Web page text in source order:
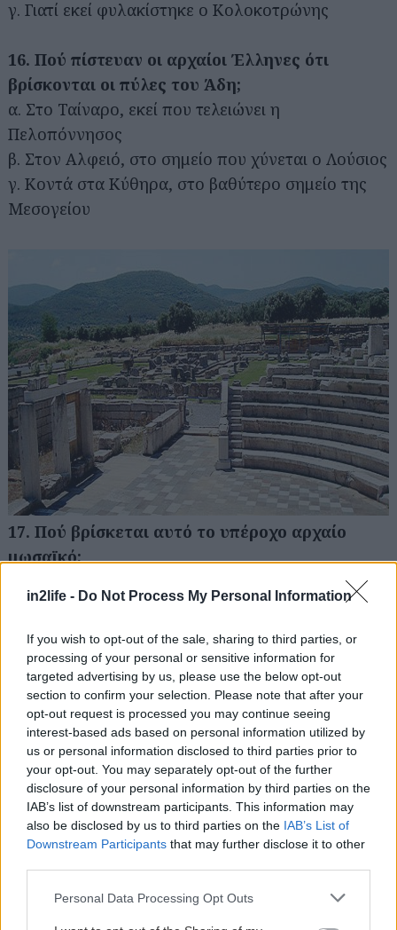
in2life - Do Not Process My Personal Information
If you wish to opt-out of the sale, sharing to third parties, or
processing of your personal or sensitive information for
targeted advertising by us, please use the below opt-out
section to confirm your selection. Please note that after your
opt-out request is processed you may continue seeing
interest-based ads based on personal information utilized by
us or personal information disclosed to third parties prior to
your opt-out. You may separately opt-out of the further
disclosure of your personal information by third parties on the
IAB’s list of downstream participants. This information may
also be disclosed by us to third parties on the IAB’s List of
Downstream Participants that may further disclose it to other
Please note that this website/app uses one or more Google
Personal Data Processing Opt Outs
γ. Γιατί εκεί φυλακίστηκε ο Κολοκοτρώνης
16. Πού πίστευαν οι αρχαίοι Έλληνες ότι
βρίσκονται οι πύλες του Άδη;
α. Στο Ταίναρο, εκεί που τελειώνει η
Πελοπόννησος
β. Στον Αλφειό, στο σημείο που χύνεται ο Λούσιος
γ. Κοντά στα Κύθηρα, στο βαθύτερο σημείο της
Μεσογείου
17. Πού βρίσκεται αυτό το υπέροχο αρχαίο
μωσαϊκό;
β. Στην Αρχαία Μεσσήνη
γ. Στην Επίδαυρο
18. Ποια μπύρα πήρε το όνομά της από ένα
ποτάμι της Πελοποννήσου;
α. Η Άμστελ
β. Ο Μύθος
γ. Η Νέδα
19. Σε ποια παραλία έκρυβαν, σύμφωνα με τον
θρύλο, οι πειρατές τα λάφυρά τους;
β. Στην Αγία Βαρβάρα, στις ακτές της Λακωνικής